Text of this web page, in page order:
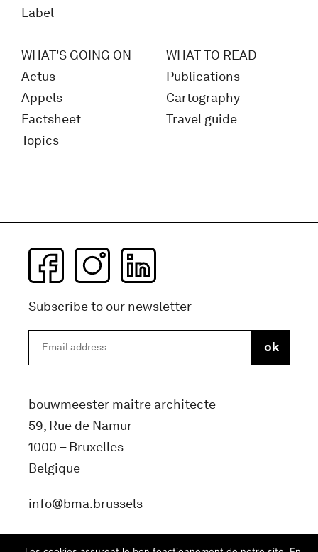
Label
WHAT'S GOING ON
Actus
Appels
Factsheet
Topics
WHAT TO READ
Publications
Cartography
Travel guide
Subscribe to our newsletter
bouwmeester maitre architecte
59, Rue de Namur
1000 – Bruxelles
Belgique
info@bma.brussels